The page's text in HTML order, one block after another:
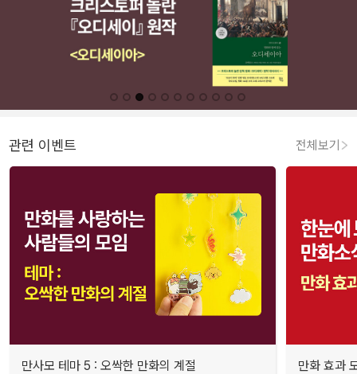
관련 이벤트 전체보기
만사모 테마 5 : 오싹한 만화의 계절
만화 효과